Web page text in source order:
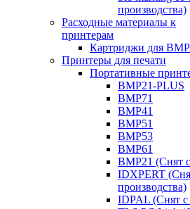
производства)
Расходные материалы к
принтерам
Картриджи для
Принтеры для печати
Портативные
BMP21-PLUS
BMP71
BMP41
BMP51
BMP53
BMP61
BMP21 (Снят
IDXPERT
производства)
IDPAL (Снят с